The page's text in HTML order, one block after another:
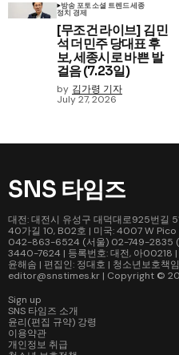
방송 포토소셜 트렌드세종
정치 경제
[무조건 라이브] 김민
석 더민주 당대표 후
보, 세종시로 바쁜 발
걸음 (7.23일)
by 김가령 기자
July 27, 2026
SNS 타임즈
대전: 대전시 유성구 대덕대로925번길
40가길 10, B02호 | 미국: 4007 W Pico
042-863-6524 (서울) 02-749-2835
3440-7624 | 등록번호: 대전, 아00218 |
윤해솜 | 편집인: 정대호 | 청소년보호책
editor@snstimes.kr | Copyright ©
Sign up
SNS 타임즈 소개
윤리(편집 규약) 강령
이용약관
개인정보 취급